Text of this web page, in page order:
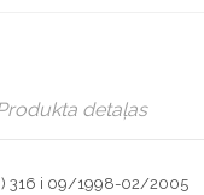
detaļas
316 i 09/1998-02/2005